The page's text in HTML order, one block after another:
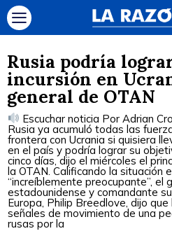
Rusia podría
incursión en
general de OTAN
Escuchar noticia Por Adrian
Rusia ya acumuló todas las
frontera con Ucrania si quisiera
en el país y podría lograr su
cinco días, dijo el miércoles el
la OTAN. Calificando la situación
“increíblemente preocupante”, el
estadounidense y comandante
Europa, Philip Breedlove, dijo
señales de movimiento de una
rusas por la